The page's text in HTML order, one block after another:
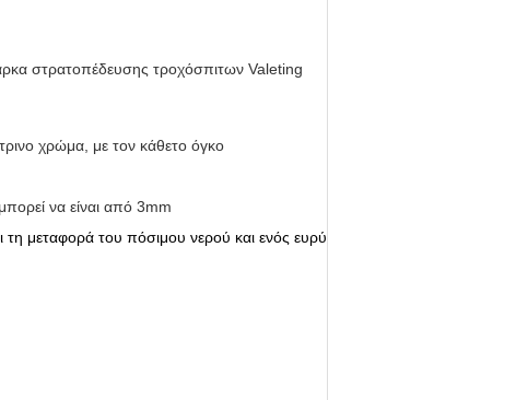
στρατοπέδευσης τροχόσπιτων Valeting
χρώμα, με τον κάθετο όγκο
να είναι από 3mm
τη μεταφορά του πόσιμου νερού και ενός ευρύ